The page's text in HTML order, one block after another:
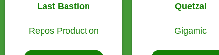
Last Bastion
Repos Production
Quetzal
Gigamic